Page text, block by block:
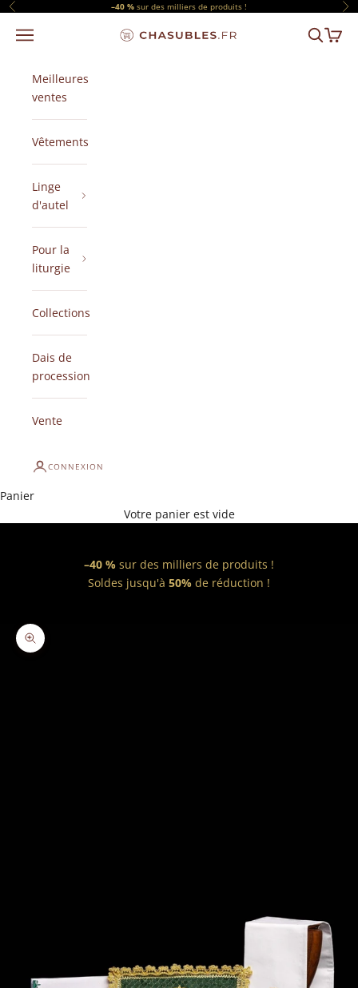
Passer au contenu
Précédent –40 % sur des milliers de produits !
CHASUBLES.FR
Menu Panier
Meilleures
ventes
Vêtements
Linge
d'autel
Pour la
liturgie
Collections
Dais de
procession
Vente
CONNEXION
Panier
Votre panier est vide
–40 % sur des milliers de produits !
Soldes jusqu'à 50% de réduction !
Zoomer sur l'image